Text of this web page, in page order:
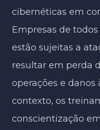
cibernéticas em
Empresas de
estão sujeitas a
resultar em perda
operações e danos
contexto, os
conscientização